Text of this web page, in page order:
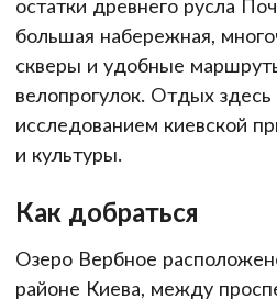
остатки древнего русла
большая набережная,
скверы и удобные
велопрогулок. Отдых
исследованием киевской
и культуры.
Как добраться
Озеро Вербное
районе Киева, между